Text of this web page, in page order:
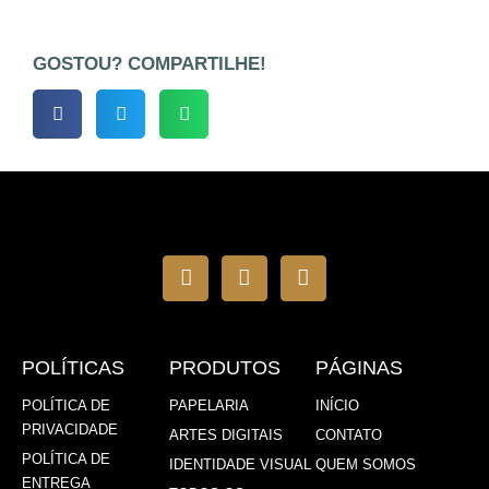
página
produto
GOSTOU? COMPARTILHE!
n
s
t
r
m
a
c
e
o
-
f
h
a
t
POLÍTICAS
POLÍTICA DE
PRIVACIDADE
POLÍTICA DE
ENTREGA
PRODUTOS
PAPELARIA
ARTES DIGITAIS
IDENTIDADE VISUAL
PÁGINAS
INÍCIO
CONTATO
QUEM SOMOS